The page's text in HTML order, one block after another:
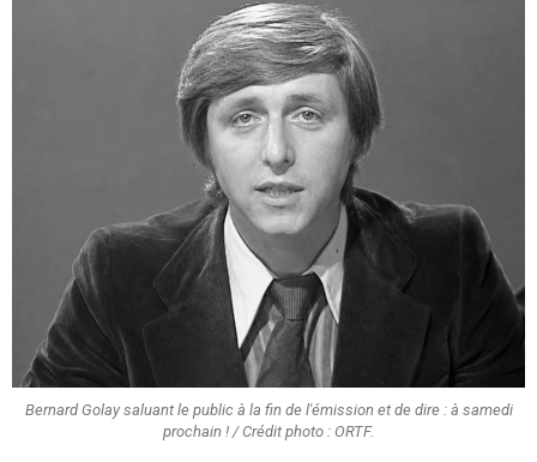
Bernard Golay saluant le public à la fin de l'émission et de dire : à samedi
prochain ! / Crédit photo : ORTF.